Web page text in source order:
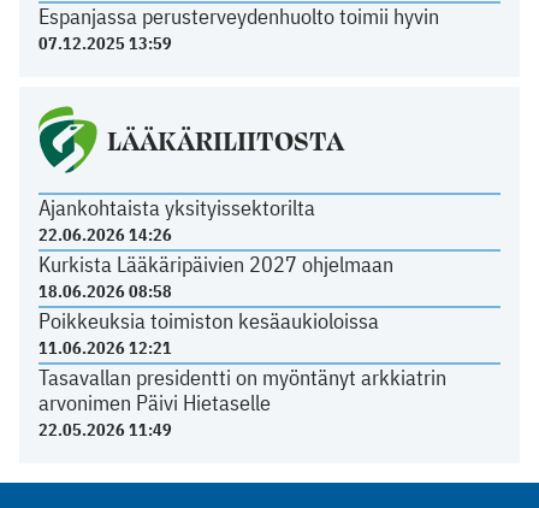
Espanjassa perusterveydenhuolto toimii hyvin
07.12.2025 13:59
LÄÄKÄRILIITOSTA
Ajankohtaista yksityissektorilta
22.06.2026 14:26
Kurkista Lääkäripäivien 2027 ohjelmaan
18.06.2026 08:58
Poikkeuksia toimiston kesäaukioloissa
11.06.2026 12:21
Tasavallan presidentti on myöntänyt arkkiatrin
arvonimen Päivi Hietaselle
22.05.2026 11:49